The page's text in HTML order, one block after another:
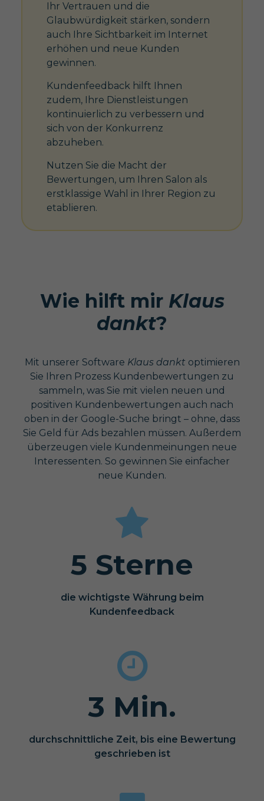
Ihr Vertrauen und die
Glaubwürdigkeit stärken, sondern
auch Ihre Sichtbarkeit im Internet
erhöhen und neue Kunden
gewinnen.
Kundenfeedback hilft Ihnen
zudem, Ihre Dienstleistungen
kontinuierlich zu verbessern und
sich von der Konkurrenz
abzuheben.
Nutzen Sie die Macht der
Bewertungen, um Ihren Salon als
erstklassige Wahl in Ihrer Region zu
etablieren.
Wie hilft mir Klaus
dankt?
Mit unserer Software Klaus dankt optimieren
Sie Ihren Prozess Kundenbewertungen zu
sammeln, was Sie mit vielen neuen und
positiven Kundenbewertungen auch nach
oben in der Google-Suche bringt – ohne, dass
Sie Geld für Ads bezahlen müssen. Außerdem
überzeugen viele Kundenmeinungen neue
Interessenten. So gewinnen Sie einfacher
neue Kunden.
5 Sterne
die wichtigste Währung beim
Kundenfeedback
3 Min.
durchschnittliche Zeit, bis eine Bewertung
geschrieben ist